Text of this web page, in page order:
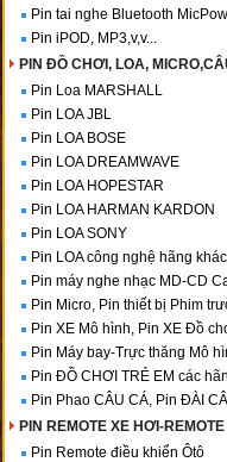
Pin tai nghe Bluetooth
Pin iPOD, MP3,v,v...
PIN ĐỒ CHƠI, LOA,
Pin Loa MARSHALL
Pin LOA JBL
Pin LOA BOSE
Pin LOA DREAMWAVE
Pin LOA HOPESTAR
Pin LOA HARMAN KARDON
Pin LOA SONY
Pin LOA công nghệ hãng khác
Pin máy nghe nhạc MD-CD
Pin Micro, Pin thiết bị Phim
Pin XE Mô hình, Pin XE Đồ
Pin Máy bay-Trực thăng Mô
Pin ĐỒ CHƠI TRẺ EM các
Pin Phao CÂU CÁ, Pin ĐÀI
PIN REMOTE XE HƠI-
Pin Remote điều khiển Ôtô